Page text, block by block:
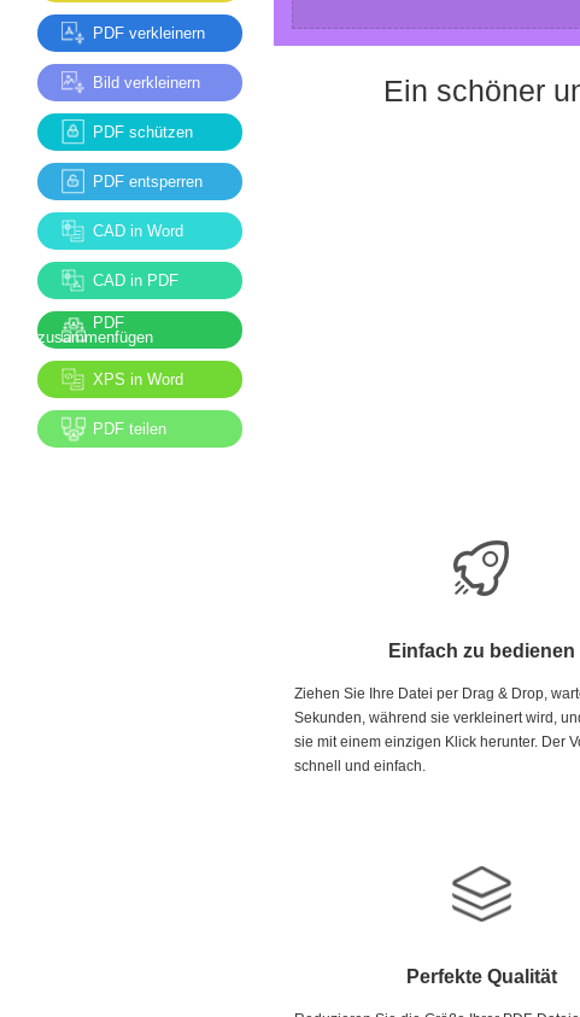
PDF verkleinern
Bild verkleinern
PDF schützen
PDF entsperren
CAD in Word
CAD in PDF
PDF
zusammenfügen
XPS in Word
PDF teilen
Ein schöner
Einfach zu bedienen
Ziehen Sie Ihre Datei per Drag & Drop,
Sekunden, während sie verkleinert wird,
sie mit einem einzigen Klick herunter. Der
schnell und einfach.
Perfekte Qualität